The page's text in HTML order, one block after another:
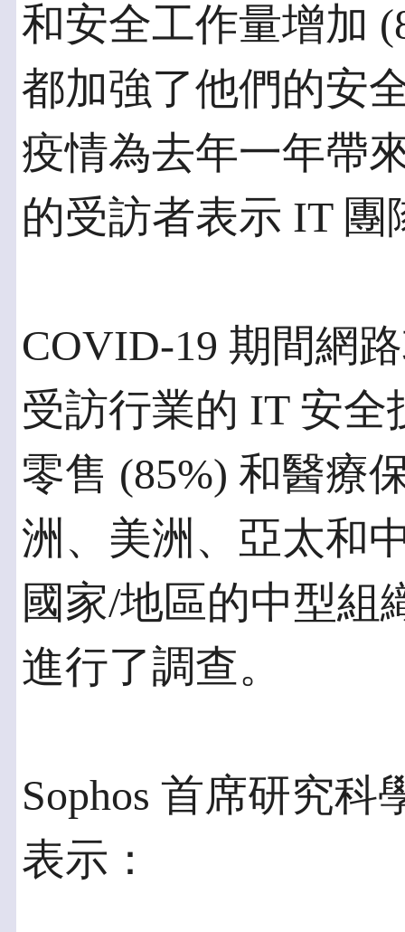
和安全工作量增加
都加強了他們的安
疫情為去年一年帶
的受訪者表示 IT
COVID-19 期間網
受訪行業的 IT 安全
零售 (85%) 和醫療
洲、美洲、亞太和
國家/地區的中型組
進行了調查。
Sophos 首席研究科
表示：